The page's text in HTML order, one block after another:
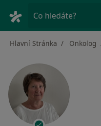
Co hledáte?
Hlavní Stránka Onkolog